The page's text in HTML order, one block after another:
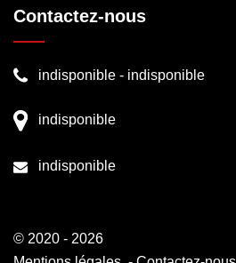
Contactez-nous
indisponible - indisponible
indisponible
indisponible
© 2020 - 2026